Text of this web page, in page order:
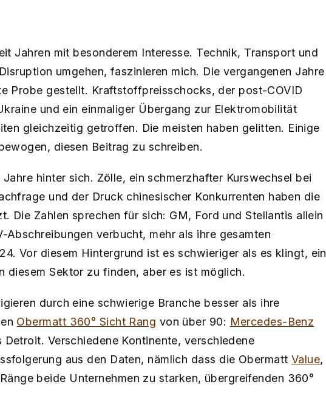
Jahren mit besonderem Interesse. Technik, Transport und
umgehen, faszinieren mich. Die vergangenen Jahre
Probe gestellt. Kraftstoffpreisschocks, der post-COVID
und ein einmaliger Übergang zur Elektromobilität
gleichzeitig getroffen. Die meisten haben gelitten. Einige
diesen Beitrag zu schreiben.
hinter sich. Zölle, ein schmerzhafter Kurswechsel bei
und der Druck chinesischer Konkurrenten haben die
Die Zahlen sprechen für sich: GM, Ford und Stellantis allein
Abschreibungen verbucht, mehr als ihre gesamten
Vor diesem Hintergrund ist es schwieriger als es klingt, ein
diesem Sektor zu finden, aber es ist möglich.
durch eine schwierige Branche besser als ihre
Obermatt 360° Sicht Rang von über 90: Mercedes-Benz
Detroit. Verschiedene Kontinente, verschiedene
aus den Daten, nämlich dass die Obermatt Value,
Ränge beide Unternehmen zu starken, übergreifenden 360°